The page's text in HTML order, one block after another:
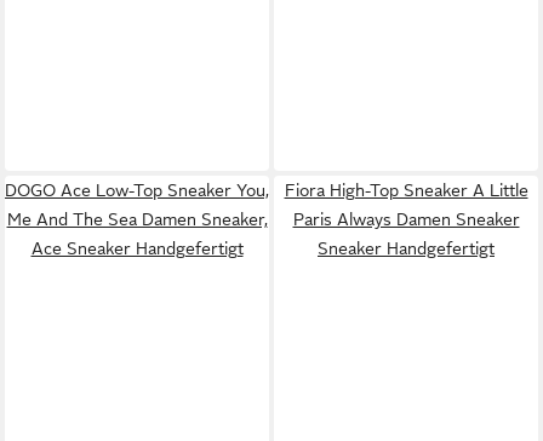
DOGO Ace Low-Top Sneaker You,
Me And The Sea Damen Sneaker,
Ace Sneaker Handgefertigt
Fiora High-Top Sneaker A Little
Paris Always Damen Sneaker
Sneaker Handgefertigt